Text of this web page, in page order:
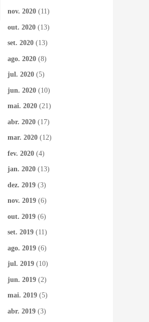
nov. 2020 (11)
out. 2020 (13)
set. 2020 (13)
ago. 2020 (8)
jul. 2020 (5)
jun. 2020 (10)
mai. 2020 (21)
abr. 2020 (17)
mar. 2020 (12)
fev. 2020 (4)
jan. 2020 (13)
dez. 2019 (3)
nov. 2019 (6)
out. 2019 (6)
set. 2019 (11)
ago. 2019 (6)
jul. 2019 (10)
jun. 2019 (2)
mai. 2019 (5)
abr. 2019 (3)